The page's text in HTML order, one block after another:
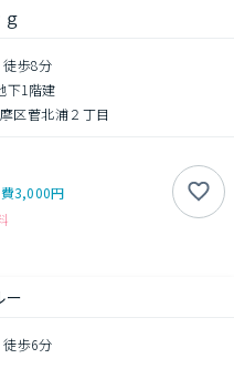
歩8分
下1階建
区菅北浦２丁目
3,000円
ー
歩6分